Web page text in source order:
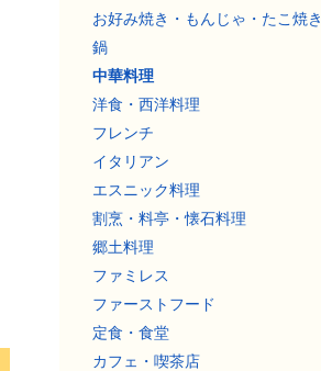
お好み焼き・もんじゃ・たこ焼き
鍋
中華料理
洋食・西洋料理
フレンチ
イタリアン
エスニック料理
割烹・料亭・懐石料理
郷土料理
ファミレス
ファーストフード
定食・食堂
カフェ・喫茶店